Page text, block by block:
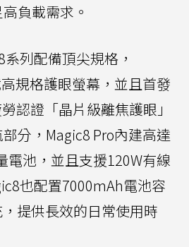
負載需求。
列配備頂尖規格，
規格護眼螢幕，並且首發
認證「晶片級離焦護眼」
分，Magic8 Pro內建高達
電池，並且支援120W有線
也配置7000mAh電池容
提供長效的日常使用時